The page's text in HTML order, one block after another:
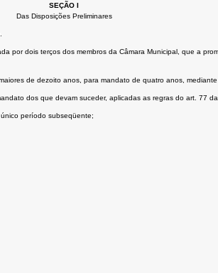
SEÇÃO I
Das Disposições Preliminares
por dois terços dos membros da Câmara Municipal, que a
de dezoito anos, para mandato de quatro anos,
dos que devam suceder, aplicadas as regras do art. 77
período subseqüente;